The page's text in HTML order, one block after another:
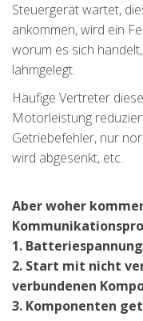
Steuergerät wartet,
ankommen, wird ein
worum es sich
lahmgelegt.
Häufige Vertreter
Motorleistung
Getriebefehler, nur
wird abgesenkt, etc.
Aber woher
1.
2. Start mit nicht
verbundenen
3. Komponenten